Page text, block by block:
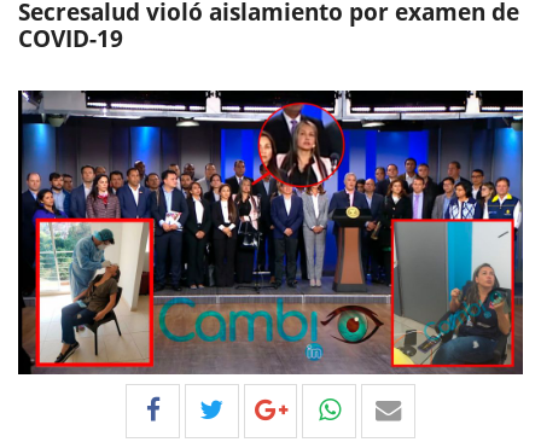
Secresalud violó aislamiento por examen de
COVID-19